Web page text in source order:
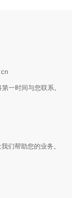
一时间与您联系。
们帮助您的业务。